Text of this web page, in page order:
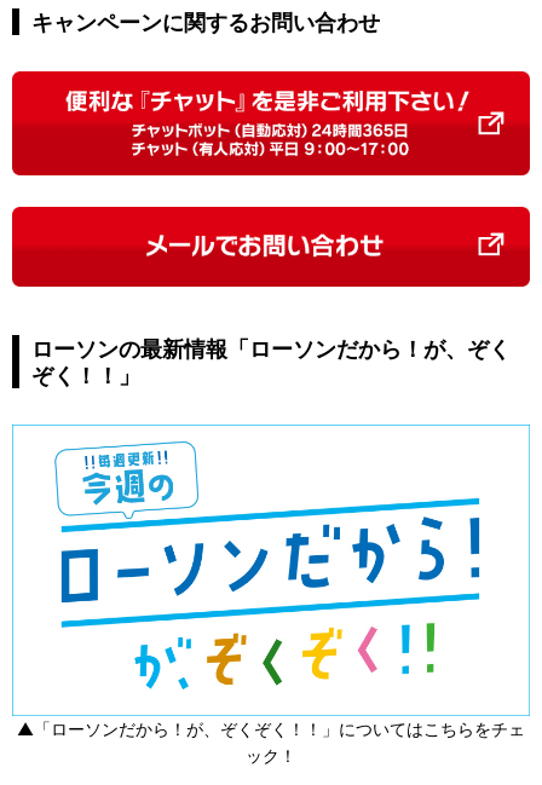
キャンペーンに関するお問い合わせ
ローソンの最新情報「ローソンだから！が、ぞく
ぞく！！」
▲「ローソンだから！が、ぞくぞく！！」についてはこちらをチェ
ック！